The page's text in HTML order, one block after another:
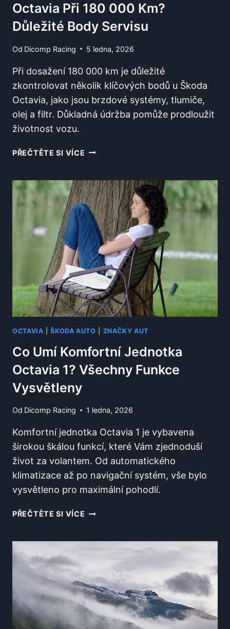
Octavia Při 180 000 Km?
Důležité Body Servisu
Od Dicomp Racing 5 ledna, 2026
Při dosažení 180 000 km je důležité
zkontrolovat několik klíčových bodů u Škoda
Octavia, jako jsou brzdové systémy, tlumiče,
olej a filtr. Důkladná údržba pomůže prodloužit
životnost vozu.
PŘEČTĚTE SI VÍCE CO
U
ŠKODA
OCTAVIA
PŘI
180
000
KM?
DŮLEŽITÉ
BODY
SERVISU
OCTAVIA |ŠKODA AUTO ZNAČKY AUT
Co Umí Komfortní Jednotka
Octavia 1? Všechny Funkce
Vysvětleny
Od Dicomp Racing 1 ledna, 2026
Komfortní jednotka Octavia 1 je vybavena
širokou škálou funkcí, které Vám zjednoduší
život za volantem. Od automatického
klimatizace až po navigační systém, vše bylo
vysvětleno pro maximální pohodlí.
PŘEČTĚTE SI VÍCE CO
JEDNOTKA
VŠECHNY
FUNKCE
VYSVĚTLENY